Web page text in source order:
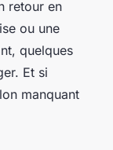
retour en
ou une
quelques
Et si
manquant